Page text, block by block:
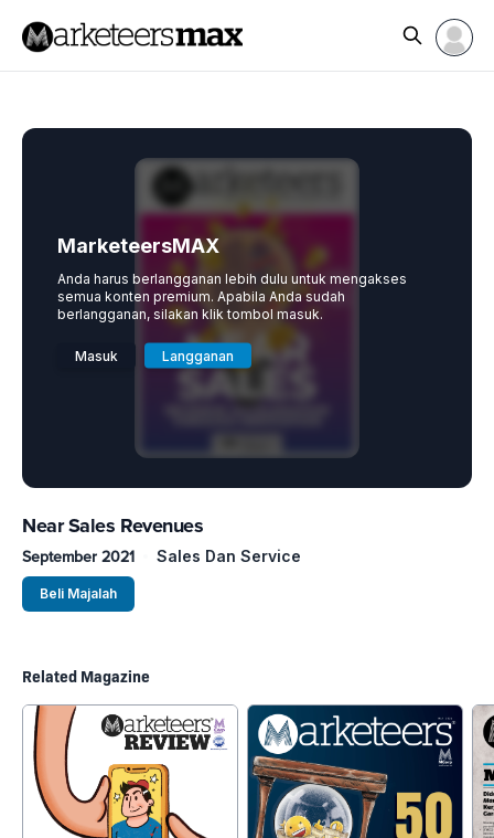
MarketeersMAX
Anda harus berlangganan lebih dulu untuk mengakses
semua konten premium. Apabila Anda sudah
berlangganan, silakan klik tombol masuk.
Masuk Langganan
Near Sales Revenues
September 2021 Sales Dan Service
Beli Majalah
Related Magazine